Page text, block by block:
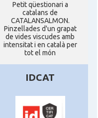
Petit qüestionari a
catalans de
CATALANSALMON.
Pinzellades d'un grapat
de vides viscudes amb
intensitat i en català per
tot el món
IDCAT